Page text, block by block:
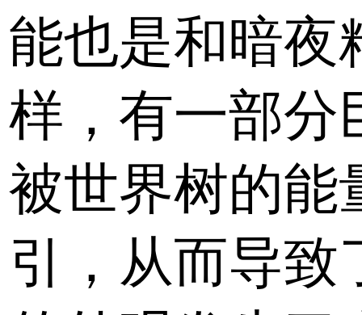
能也是和暗
样，有一部分
被世界树的能
引，从而导致